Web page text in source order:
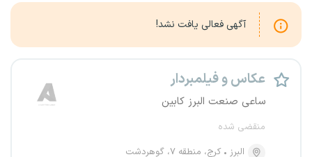
آگهی فعالی یافت نشد!
عکاس و فیلمبردار
ساعی صنعت البرز کابین
منقضی شده
البرز
کرج، منطقه ۷، گوهردشت